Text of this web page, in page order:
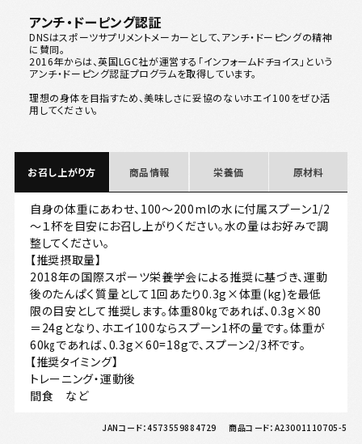
アンチ・ドーピング認証
DNSはスポーツサプリメントメーカーとして、アンチ・ドーピングの精神
に賛同。
2016年からは、英国LGC社が運営する「インフォームドチョイス」という
アンチ・ドーピング認証プログラムを取得しています。
理想の身体を目指すため、美味しさに妥協のないホエイ100をぜひ活
用してください。
お召し上がり方 商品情報 栄養価 原材料
自身の体重にあわせ、100～200mlの水に付属スプーン1/2
～１杯を目安にお召し上がりください。水の量はお好みで調
整してください。
【推奨摂取量】
2018年の国際スポーツ栄養学会による推奨に基づき、運動
後のたんぱく質量として1回あたり0.3g×体重(kg)を最低
限の目安として推奨します。体重80㎏であれば、0.3g×80
＝24gとなり、ホエイ100ならスプーン1杯の量です。体重が
60㎏であれば、0.3g×60=18gで、スプーン2/3杯です。
【推奨タイミング】
トレーニング・運動後
間食 など
JANコード：4573559884729 商品コード： A23001110705-5